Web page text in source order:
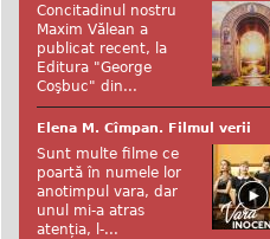
Concitadinul nostru
Maxim Vălean a
publicat recent, la
Editura "George
Coşbuc" din...
Elena M. Cîmpan. Filmul verii
Sunt multe filme ce
poartă în numele lor
anotimpul vara, dar
unul mi-a atras
atenția, l-...